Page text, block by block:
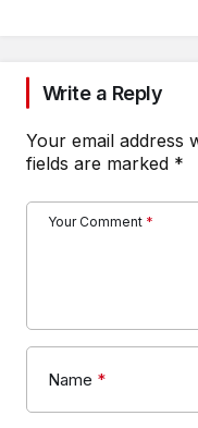
Write a Reply
Your email address
fields are marked *
Your Comment *
Name *